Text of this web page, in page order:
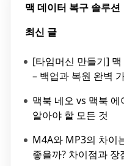
맥 데이터 복구 솔루션
최신 글
[타임머신 만들기]
– 백업과 복원 완벽
맥북 네오 vs 맥북 에
알아야 할 모든 것
M4A와 MP3의 차이
좋을까? 차이점과 장